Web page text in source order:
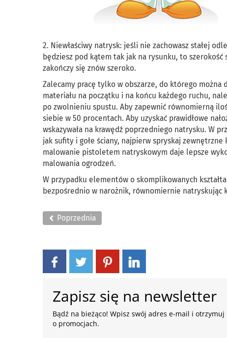
2. Niewłaściwy natrysk: jeśli nie zachowasz stałej
będziesz pod kątem tak jak na rysunku, to
zakończy się znów szeroko.
Zalecamy pracę tylko w obszarze, do którego można
materiału na początku i na końcu każdego ruchu,
po zwolnieniu spustu. Aby zapewnić równomierną
siebie w 50 procentach. Aby uzyskać prawidłowe
wskazywała na krawędź poprzedniego natrysku. W
jak sufity i gołe ściany, najpierw spryskaj
malowanie pistoletem natryskowym daje lepsze
malowania ogrodzeń.
W przypadku elementów o skomplikowanych
bezpośrednio w narożnik, równomiernie natryskując
Poprzednia
Zapisz się na newsletter
Bądź na bieżąco! Wpisz swój adres e-mail i
o promocjach.